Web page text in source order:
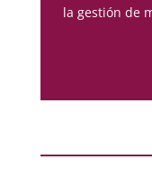
la gestión de